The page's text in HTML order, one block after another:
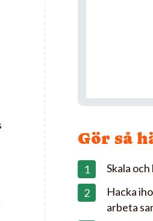
Gör så
Skala
Hacka
arbeta